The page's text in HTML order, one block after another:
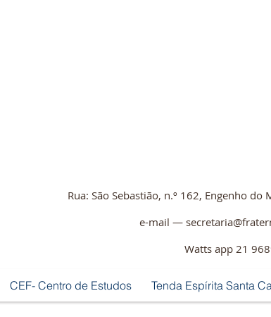
Rua: São Sebastião, n.º 162, Engenho
e-mail —
Watts app 21
CEF- Centro de Estudos Tenda Espírita Santa